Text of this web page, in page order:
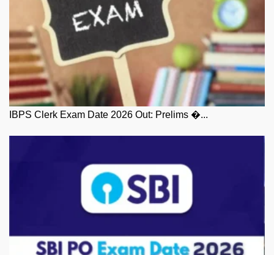
IBPS Clerk Exam Date 2026 Out: Prelims �...